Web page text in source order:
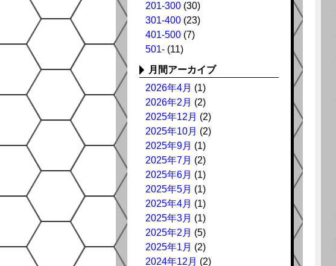
201-300 (30)
301-400 (23)
401-500 (7)
501- (11)
月間アーカイブ
2026年4月 (1)
2026年2月 (2)
2025年12月 (2)
2025年10月 (2)
2025年9月 (1)
2025年7月 (2)
2025年6月 (1)
2025年5月 (1)
2025年4月 (1)
2025年3月 (1)
2025年2月 (5)
2025年1月 (2)
2024年12月 (2)